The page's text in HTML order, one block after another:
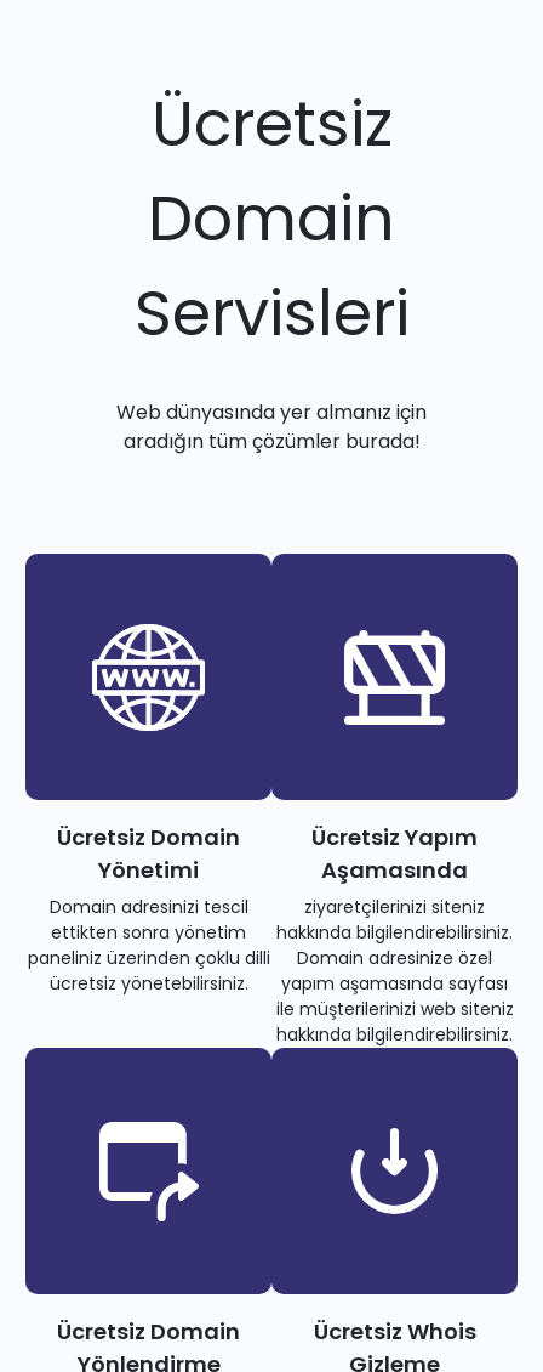
Ücretsiz
Domain
Servisleri
Web dünyasında yer almanız için
aradığın tüm çözümler burada!
Ücretsiz Domain
Yönetimi
Domain adresinizi tescil
ettikten sonra yönetim
paneliniz üzerinden çoklu dilli
ücretsiz yönetebilirsiniz.
Ücretsiz Yapım
Aşamasında
ziyaretçilerinizi siteniz
hakkında bilgilendirebilirsiniz.
Domain adresinize özel
yapım aşamasında sayfası
ile müşterilerinizi web siteniz
hakkında bilgilendirebilirsiniz.
Ücretsiz Domain
Yönlendirme
Ücretsiz Whois
Gizleme